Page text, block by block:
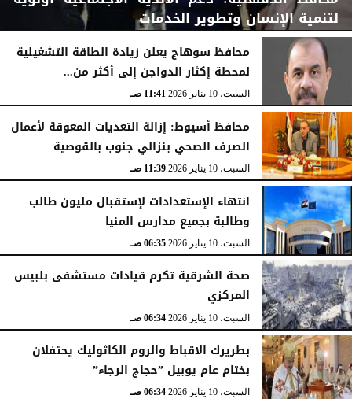
لتنمية الإنسان وتطوير الخدمات
محافظ سوهاج يعلن زيادة الطاقة التشغيلية
لمحطة إكثار الدواجن إلى أكثر من...
السبت، 10 يناير 2026 11:41 صـ
محافظ أسيوط: إزالة التعديات المعوقة لأعمال
الصرف الصحي بنزالي جنوب بالقوصية
السبت، 10 يناير 2026 11:39 صـ
انتهاء الإستعدادات لإستقبال مليون طالب
وطالبة بجميع مدارس المنيا
السبت، 10 يناير 2026 06:35 صـ
صحة الشرقية تكرم قيادات مستشفى بلبيس
المركزي
السبت، 10 يناير 2026 06:34 صـ
بطريرك الاقباط والروم الكاثوليك يحتفلان
بختام عام يوبيل ”حجاج الرجاء”
السبت، 10 يناير 2026 06:34 صـ